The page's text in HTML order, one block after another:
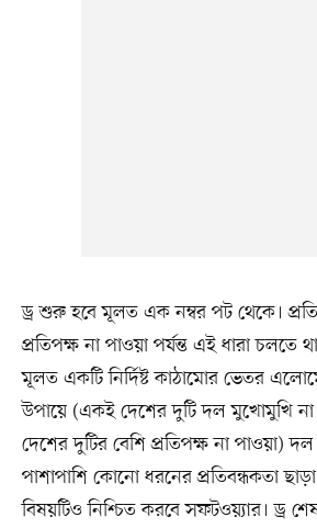
ড্র শুরু হবে মূলত এক নম্বর পট থেকে।
প্রতিপক্ষ না পাওয়া পর্যন্ত এই ধারা চলতে
মূলত একটি নির্দিষ্ট কাঠামোর ভেতর
উপায়ে (একই দেশের দুটি দল মুখোমুখি
দেশের দুটির বেশি প্রতিপক্ষ না পাওয়া) দল
পাশাপাশি কোনো ধরনের প্রতিবন্ধকতা
বিষয়টিও নিশ্চিত করবে সফটওয়্যার। ড্র